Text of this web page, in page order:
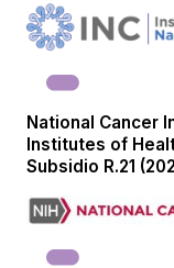
National Cancer
Institutes of
Subsidio R.21